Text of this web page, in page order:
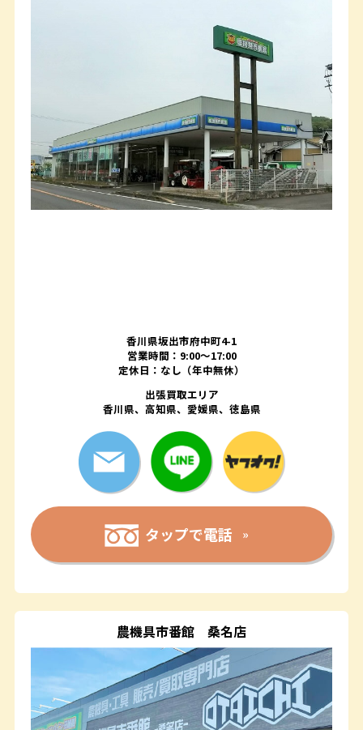
香川県坂出市府中町4-1
営業時間：9:00～17:00
定休日：なし（年中無休）
出張買取エリア
香川県、高知県、愛媛県、徳島県
タップで電話
農機具市番館 桑名店